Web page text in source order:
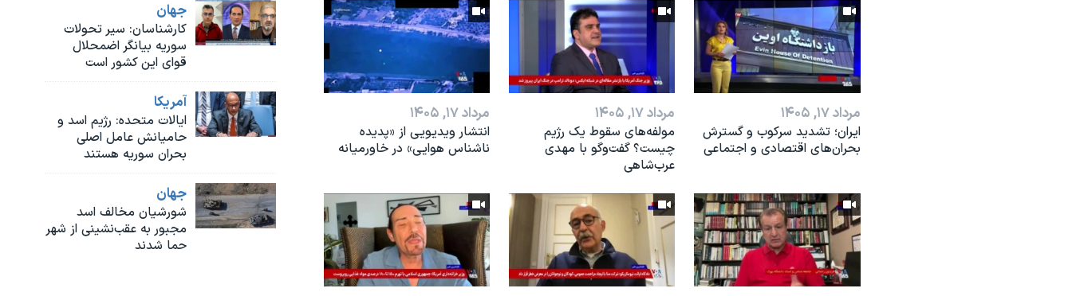
جهان
کارشناسان: سیر تحولات
سوریه بیانگر اضمحلال
قوای این کشور است
آمريکا
ایالات متحده: رژیم اسد و
حامیانش عامل اصلی
بحران سوریه هستند
جهان
شورشیان مخالف اسد
مجبور به عقب‌نشینی از شهر
حما شدند
مرداد ۱۷, ۱۴۰۵
ایران؛ تشدید سرکوب و گسترش
بحران‌های اقتصادی و اجتماعی
مرداد ۱۷, ۱۴۰۵
مولفه‌های سقوط یک رژیم
چیست؟ گفت‌وگو با مهدی
عرب‌شاهی
مرداد ۱۷, ۱۴۰۵
انتشار ویدیویی از «پدیده‌
ناشناس هوایی» در خاورمیانه